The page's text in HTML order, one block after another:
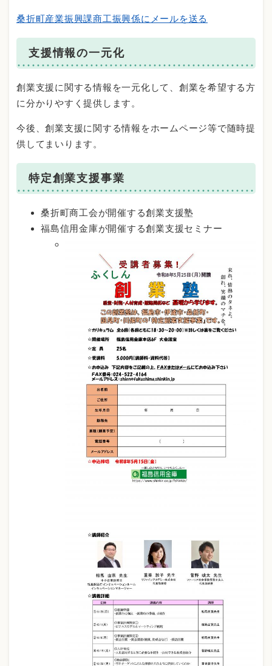
桑折町産業振興課商工振興係にメールを送る
支援情報の一元化
創業支援に関する情報を一元化して、創業を希望する方
に分かりやすく提供します。
今後、創業支援に関する情報をホームページ等で随時提
供してまいります。
特定創業支援事業
桑折町商工会が開催する創業支援塾
福島信用金庫が開催する創業支援セミナー